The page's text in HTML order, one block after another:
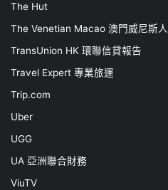
The Hut
The Venetian Macao 澳門威尼斯人
TransUnion HK 環聯信貸報告
Travel Expert 專業旅運
Trip.com
Uber
UGG
UA 亞洲聯合財務
ViuTV